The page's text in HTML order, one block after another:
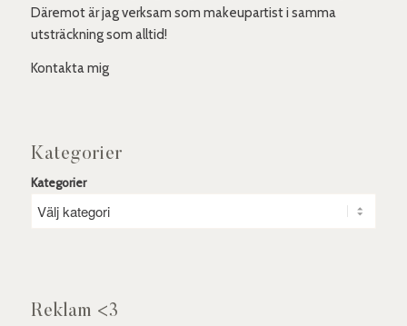
Däremot är jag verksam som makeupartist i samma
utsträckning som alltid!
Kontakta mig
Kategorier
Kategorier
Reklam <3